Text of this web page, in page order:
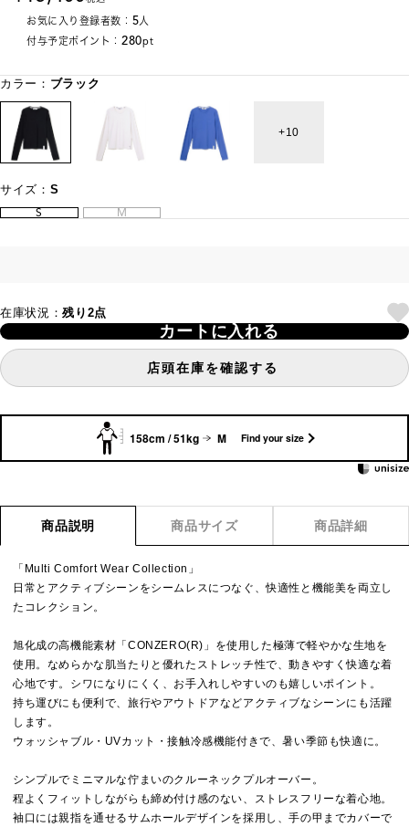
お気に入り登録者数： 5人
付与予定ポイント： 280pt
カラー： ブラック
10
サイズ： S
S
M
在庫状況：残り2点
カートに入れる
店頭在庫を確認する
158cm / 51kg M Find your size
商品説明 商品サイズ 商品詳細
「Multi Comfort Wear Collection」
日常とアクティブシーンをシームレスにつなぐ、快適性と機能美を両立し
たコレクション。
旭化成の高機能素材「CONZERO(R)」を使用した極薄で軽やかな生地を
使用。なめらかな肌当たりと優れたストレッチ性で、動きやすく快適な着
心地です。シワになりにくく、お手入れしやすいのも嬉しいポイント。
持ち運びにも便利で、旅行やアウトドアなどアクティブなシーンにも活躍
します。
ウォッシャブル・UVカット・接触冷感機能付きで、暑い季節も快適に。
シンプルでミニマルな佇まいのクルーネックプルオーバー。
程よくフィットしながらも締め付け感のない、ストレスフリーな着心地。
袖口には親指を通せるサムホールデザインを採用し、手の甲までカバーで